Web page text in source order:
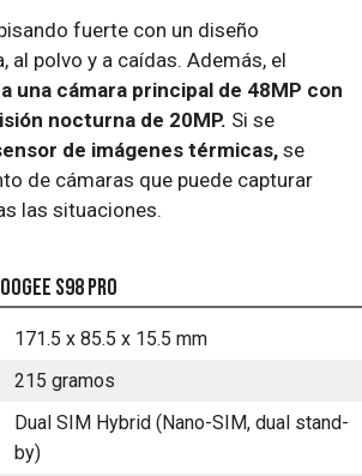
fuerte con un diseño
al polvo y a caídas. Además, el
una cámara principal de 48MP con
nocturna de 20MP. Si se
de imágenes térmicas, se
de cámaras que puede capturar
las situaciones.
S98 Pro
171.5 x 85.5 x 15.5 mm
215 gramos
Dual SIM Hybrid (Nano-SIM, dual stand-
by)